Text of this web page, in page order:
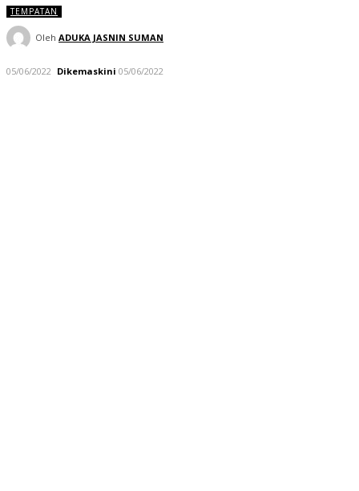
TEMPATAN
Oleh ADUKA JASNIN SUMAN
05/06/2022 Dikemaskini 05/06/2022